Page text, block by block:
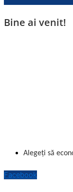
Bine ai venit!
Alegeți să
Facebook